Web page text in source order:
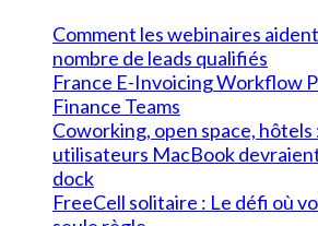
Comment les webinaires
nombre de leads qualifiés
France E-Invoicing Workflow
Finance Teams
Coworking, open space, hôtels
utilisateurs MacBook
dock
FreeCell solitaire : Le défi où